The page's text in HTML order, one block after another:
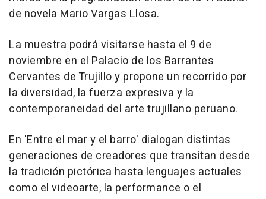
de novela Mario Vargas Llosa.
La muestra podrá visitarse hasta el 9 de
noviembre en el Palacio de los Barrantes
Cervantes de Trujillo y propone un recorrido por
la diversidad, la fuerza expresiva y la
contemporaneidad del arte trujillano peruano.
En 'Entre el mar y el barro' dialogan distintas
generaciones de creadores que transitan desde
la tradición pictórica hasta lenguajes actuales
como el videoarte, la performance o el